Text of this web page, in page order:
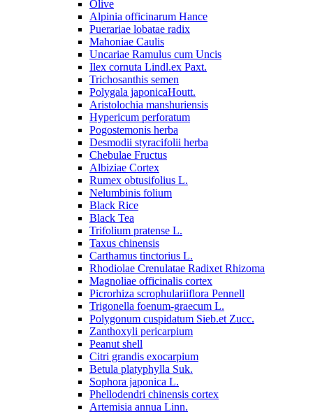
Olive
Alpinia officinarum Hance
Puerariae lobatae radix
Mahoniae Caulis
Uncariae Ramulus cum Uncis
Ilex cornuta Lindl.ex Paxt.
Trichosanthis semen
Polygala japonicaHoutt.
Aristolochia manshuriensis
Hypericum perforatum
Pogostemonis herba
Desmodii styracifolii herba
Chebulae Fructus
Albiziae Cortex
Rumex obtusifolius L.
Nelumbinis folium
Black Rice
Black Tea
Trifolium pratense L.
Taxus chinensis
Carthamus tinctorius L.
Rhodiolae Crenulatae Radixet Rhizoma
Magnoliae officinalis cortex
Picrorhiza scrophulariiflora Pennell
Trigonella foenum-graecum L.
Polygonum cuspidatum Sieb.et Zucc.
Zanthoxyli pericarpium
Peanut shell
Citri grandis exocarpium
Betula platyphylla Suk.
Sophora japonica L.
Phellodendri chinensis cortex
Artemisia annua Linn.